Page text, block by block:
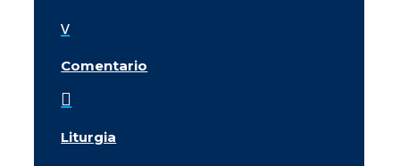
v
Comentario

Liturgia